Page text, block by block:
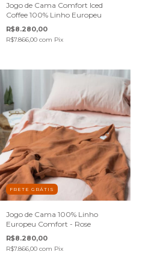
Jogo de Cama Comfort Iced
Coffee 100% Linho Europeu
R$8.280,00
R$7.866,00 com Pix
FRETE GRÁTIS
Jogo de Cama 100% Linho
Europeu Comfort - Rose
R$8.280,00
R$7.866,00 com Pix